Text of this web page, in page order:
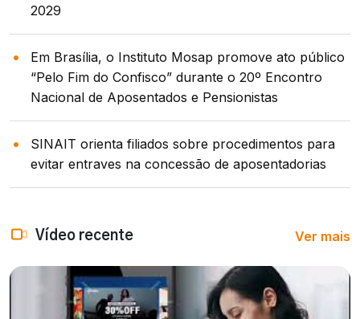
2029
Em Brasília, o Instituto Mosap promove ato público
“Pelo Fim do Confisco” durante o 20º Encontro
Nacional de Aposentados e Pensionistas
SINAIT orienta filiados sobre procedimentos para
evitar entraves na concessão de aposentadorias
Vídeo recente Ver mais